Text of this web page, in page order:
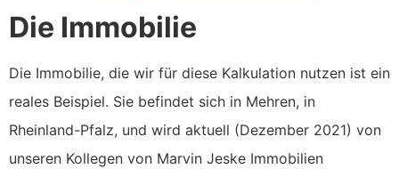
Die Immobilie
Die Immobilie, die wir für diese Kalkulation nutzen ist ein
reales Beispiel. Sie befindet sich in Mehren, in
Rheinland-Pfalz, und wird aktuell (Dezember 2021) von
unseren Kollegen von Marvin Jeske Immobilien